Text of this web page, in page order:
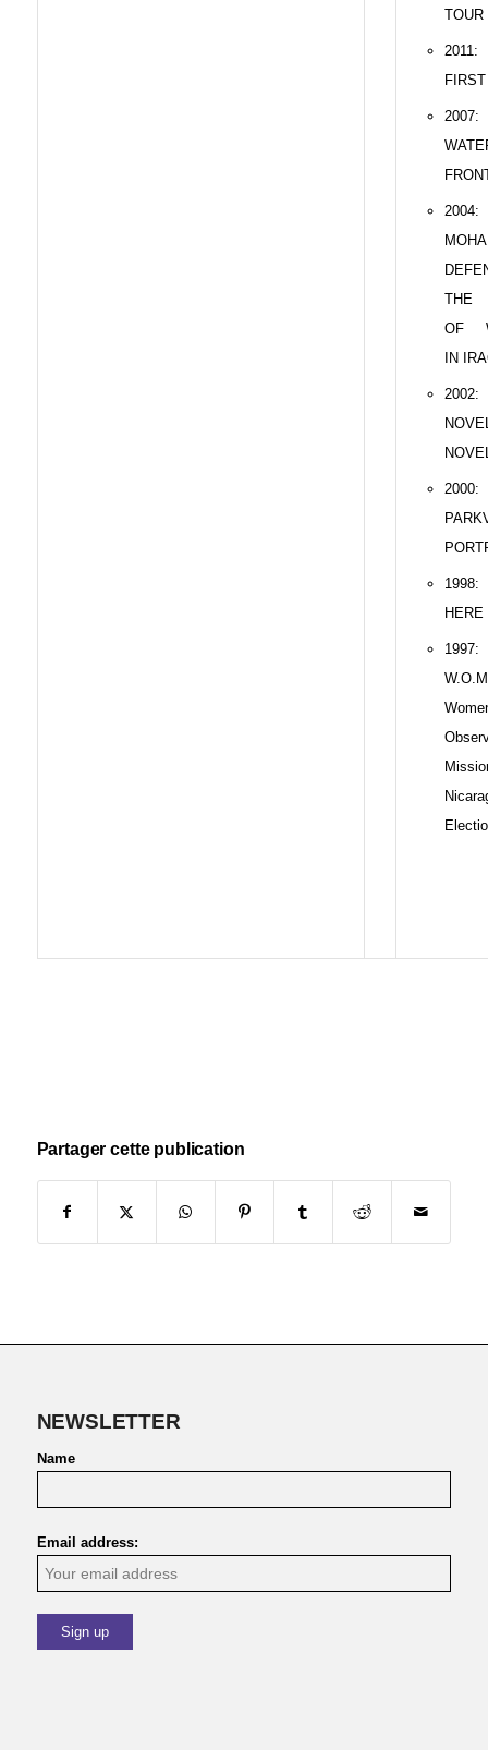
TOUR
2004:
THE
OF
IN
2002:
2000:
HERE
1997:
Partager cette publication
NEWSLETTER
Name
Email address: